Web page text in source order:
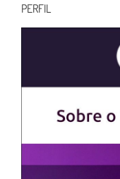
PERFIL